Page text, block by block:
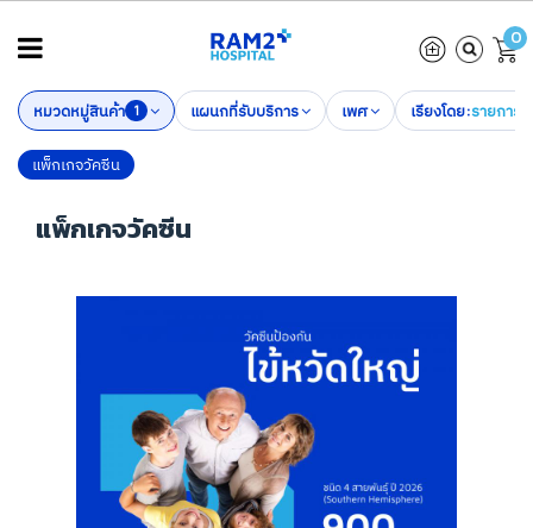
0
หมวดหมู่สินค้า 1 แผนกที่รับบริการ เพศ เรียงโดย:รายการ
แพ็กเกจวัคซีน
แพ็กเกจวัคซีน